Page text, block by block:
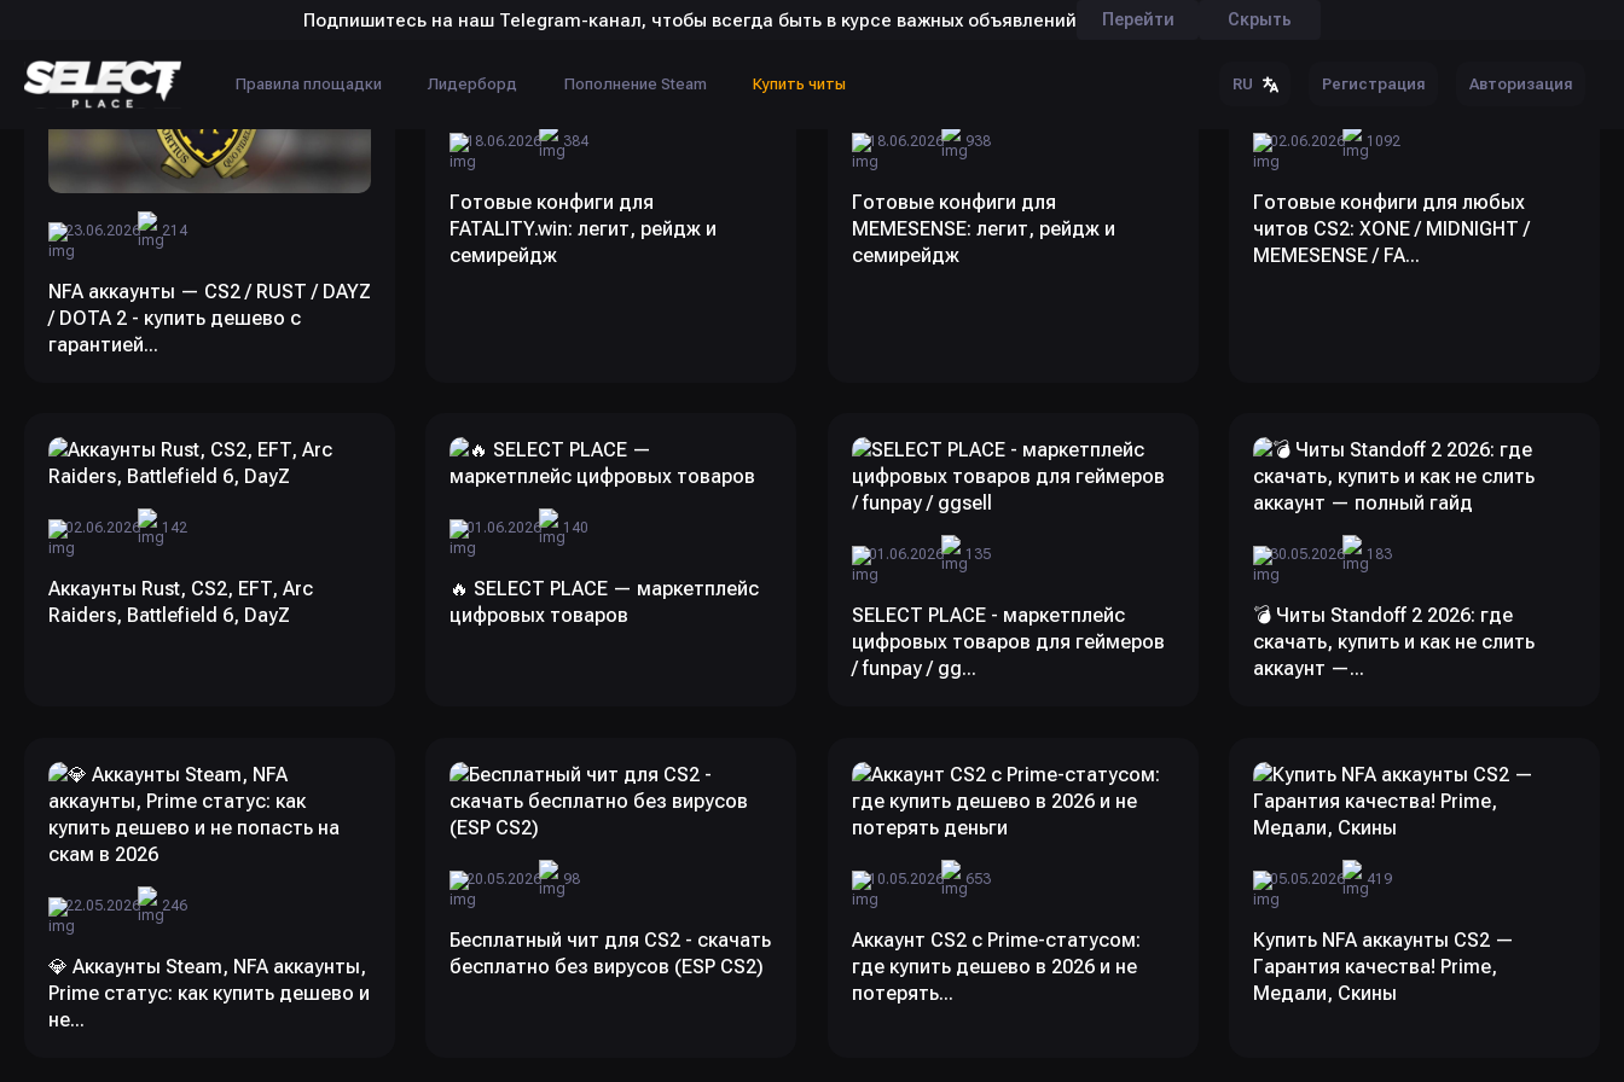
Подпишитесь на наш Telegram-канал, чтобы всегда быть в курсе важных объявлений Перейти Скрыть
Правила площадки Лидерборд Пополнение Steam Купить читы RU Регистрация Авторизация
23.06.2026 214
NFA аккаунты — CS2 / RUST / DAYZ
/ DOTA 2 - купить дешево с
гарантией...
18.06.2026 384
Готовые конфиги для
FATALITY.win: легит, рейдж и
семирейдж
18.06.2026 938
Готовые конфиги для
MEMESENSE: легит, рейдж и
семирейдж
02.06.2026 1092
Готовые конфиги для любых
читов CS2: XONE / MIDNIGHT /
MEMESENSE / FA...
02.06.2026 142
Аккаунты Rust, CS2, EFT, Arc
Raiders, Battlefield 6, DayZ
01.06.2026 140
🔥 SELECT PLACE — маркетплейс
цифровых товаров
01.06.2026 135
SELECT PLACE - маркетплейс
цифровых товаров для геймеров
/ funpay / gg...
30.05.2026 183
💣 Читы Standoff 2 2026: где
скачать, купить и как не слить
аккаунт —...
22.05.2026 246
💎 Аккаунты Steam, NFA аккаунты,
Prime статус: как купить дешево и
не...
20.05.2026 98
Бесплатный чит для CS2 - скачать
бесплатно без вирусов (ESP CS2)
10.05.2026 653
Аккаунт CS2 с Prime-статусом:
где купить дешево в 2026 и не
потерять...
05.05.2026 419
Купить NFA аккаунты CS2 —
Гарантия качества! Prime,
Медали, Скины